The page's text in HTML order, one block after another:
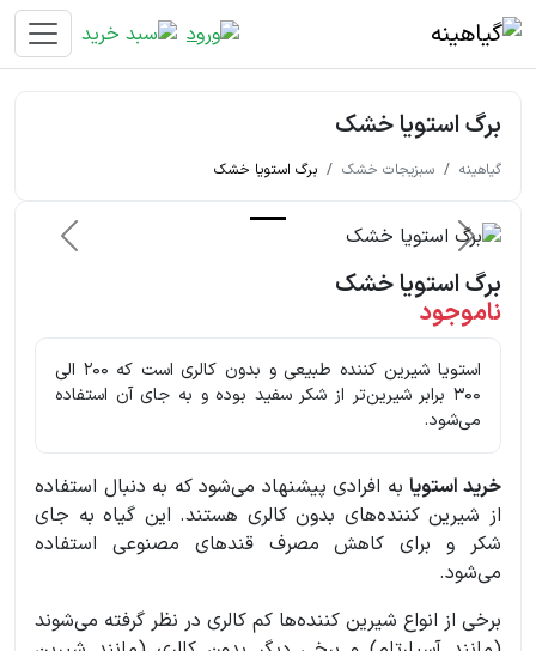
برگ استویا خشک
گیاهینه سبزیجات خشک برگ استویا خشک
قبلی بعدی
برگ استویا خشک
ناموجود
استویا شیرین کننده طبیعی و بدون کالری است که 200 الی
300 برابر شیرین‌تر از شکر سفید بوده و به جای آن استفاده
می‌شود.
خرید استویابه افرادی پیشنهاد می‌شود که به دنبال استفاده
از شیرین کننده‌های بدون کالری هستند. این گیاه به جای
شکر و برای کاهش مصرف قندهای مصنوعی استفاده
می‌شود.
برخی از انواع شیرین کننده‌ها کم کالری در نظر گرفته می‌شوند